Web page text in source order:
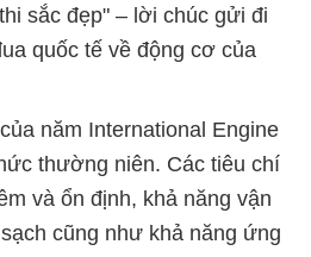
sắc đẹp" – lời chúc gửi đi
quốc tế về động cơ của
năm International Engine
thường niên. Các tiêu chí
và ổn định, khả năng vận
cũng như khả năng ứng